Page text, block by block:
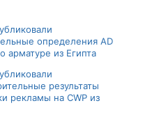
определения AD
арматуре из Египта
результаты
рекламы на CWP из